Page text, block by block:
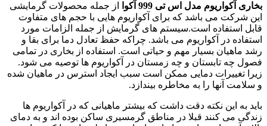
بخاری آکواریوم مدل اس تی 999 آکوا
از جمله محصولات گرمایشی
این شرکت می باشد که برای آکواریوم هایی با حجم های متفاوت
قابل استفاده است.سیستم های گرمایش از جمله الزامات مورد
استفاده در آکواریوم می باشد. چراکه حفظ تعادل دما برای بقا و
رشد ماهیان بسیار مهم و حیاتی است. استفاده از بخاری در تمامی
فصول چه تابستان و چه زمستان در آکواریوم ها توصیه می شود.
زیرا تغییرات دمایی ممکن است سبب ایجاد استرس در ماهیان شده
و سلامت آنها را به مخاطره بیندازد.
باید به این نکته دقت داشت که بیشتر ماهیانی که در آکواریوم ها
زندگی می کنند قبلا در مناطق گرمسیری ساکن بوده اند و به دمای